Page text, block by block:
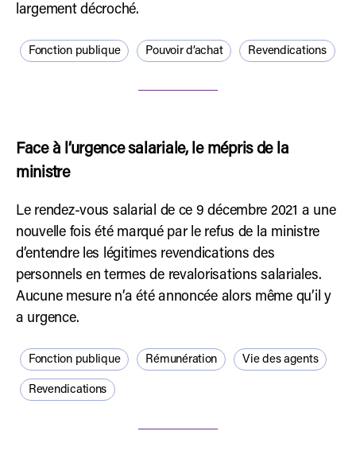
largement décroché.
Fonction publique Pouvoir d’achat Revendications
Face à l’urgence salariale, le mépris de la
ministre
Le rendez-vous salarial de ce 9 décembre 2021 a une
nouvelle fois été marqué par le refus de la ministre
d’entendre les légitimes revendications des
personnels en termes de revalorisations salariales.
Aucune mesure n’a été annoncée alors même qu’il y
a urgence.
Fonction publique Rémunération Vie des agents
Revendications